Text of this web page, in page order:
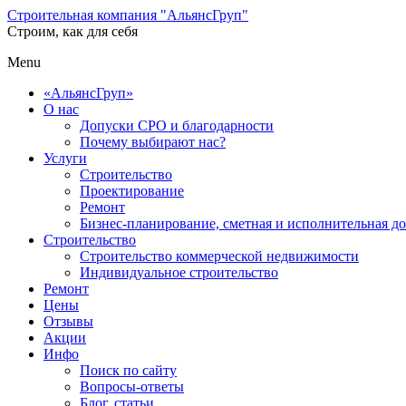
Строительная компания "АльянсГруп"
Строим, как для себя
Menu
«АльянсГруп»
О нас
Допуски СРО и благодарности
Почему выбирают нас?
Услуги
Строительство
Проектирование
Ремонт
Бизнес-планирование, сметная и исполнительная
Строительство
Строительство коммерческой недвижимости
Индивидуальное строительство
Ремонт
Цены
Отзывы
Акции
Инфо
Поиск по сайту
Вопросы-ответы
Блог, статьи